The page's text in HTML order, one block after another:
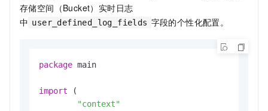
存储空间（Bucket）实时日志
中 user_defined_log_fields 字段的个性化配置。
package main
import (
"context"